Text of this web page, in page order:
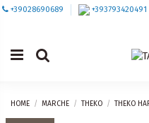
+39028690689 +393793420491
HOME MARCHE THEKO THEKO